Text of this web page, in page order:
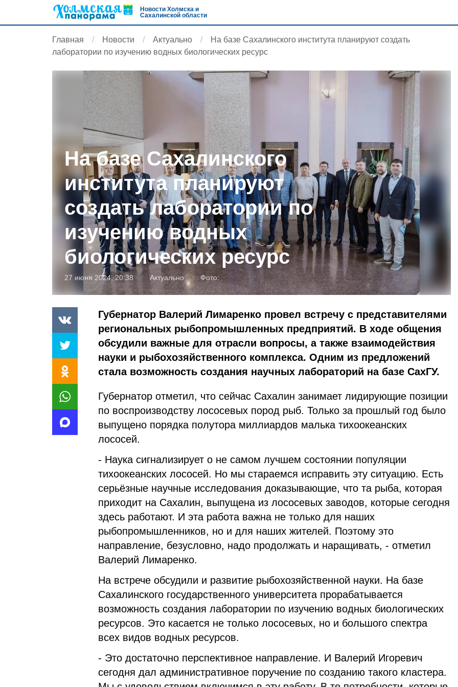
Новости Холмска и
Сахалинской области
Главная Новости Актуально
На базе Сахалинского института планируют создать
лаборатории по изучению водных биологических ресурс
На базе Сахалинского
института планируют
создать лаборатории по
изучению водных
биологических ресурс
27 июня 2024, 20:38 Актуально Фото:
Губернатор Валерий Лимаренко провел встречу с представителями
региональных рыбопромышленных предприятий. В ходе общения
обсудили важные для отрасли вопросы, а также взаимодействия
науки и рыбохозяйственного комплекса. Одним из предложений
стала возможность создания научных лабораторий на базе СахГУ.
Губернатор отметил, что сейчас Сахалин занимает лидирующие позиции
по воспроизводству лососевых пород рыб. Только за прошлый год было
выпущено порядка полутора миллиардов малька тихоокеанских
лососей.
- Наука сигнализирует о не самом лучшем состоянии популяции
тихоокеанских лососей. Но мы стараемся исправить эту ситуацию. Есть
серьёзные научные исследования доказывающие, что та рыба, которая
приходит на Сахалин, выпущена из лососевых заводов, которые сегодня
здесь работают. И эта работа важна не только для наших
рыбопромышленников, но и для наших жителей. Поэтому это
направление, безусловно, надо продолжать и наращивать, - отметил
Валерий Лимаренко.
На встрече обсудили и развитие рыбохозяйственной науки. На базе
Сахалинского государственного университета прорабатывается
возможность создания лаборатории по изучению водных биологических
ресурсов. Это касается не только лососевых, но и большого спектра
всех видов водных ресурсов.
- Это достаточно перспективное направление. И Валерий Игоревич
сегодня дал административное поручение по созданию такого кластера.